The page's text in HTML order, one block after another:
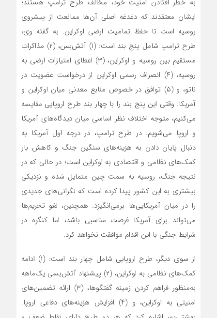
به خطر افتادن امنیت خود، مخالف طرح ترامپ هستند؛
ایشان معتقدند که دغدغه اصلی آن‌ها ممانعت از پیشروی
روسیه است تا حفظ تمامیت ارضی اوکراین. به گفته وی،
طرح ترامپ شامل پنج بند است: (۱) آتش‌بس، (۲) مذاکرات
مستقیم بین روسیه و اوکراین، (۳) اعطای امتیازات ارضی به
روسیه، (۴) انصراف رسمی اوکراین از درخواست عضویت در
ناتو، و (۵) توافق در خصوص منابع معدنی میان اوکراین و
آمریکا. وقتی این پنج بند را با چهار بند طرح اروپایی مقایسه
می‌کنیم، متوجه اختلاف نظر اساسی میان دیدگاه‌های آمریکا
و اروپا می‌شویم. در طرح ترامپ، در درجه اول آمریکا به
دنبال پایان دادن به هزینه‌های سنگین جنگ و کاهش بار
کمک‌های نظامی و اقتصادی به اوکراین است؛ در حالی که در
نتیجه جنگ، روسیه به سمت چین متمایل شده و نزدیکی
بیشتری به این کشور پیدا کرده است که نگرانی‌های جدیدی
را در میان آمریکایی‌ها برمی‌انگیزد. همچنین، لغو تحریم‌ها
می‌تواند برای آمریکا فرصت مناسبی باشد، اما کنگره در
شرایط جنگی با این اقدام موافقت نخواهد کرد.
از سوی دیگر، طرح اروپایی شامل چهار بند است: (۱) ادامه
کمک‌های نظامی به اوکراین، (۲) پیشنهاد آتش‌بسی یک‌ماهه
به‌منظور فراهم کردن زمینه گفتگوها، (۳) ارائه تضمین‌های
امنیتی به اوکراین، و (۴) افزایش هزینه‌های دفاعی اروپا.